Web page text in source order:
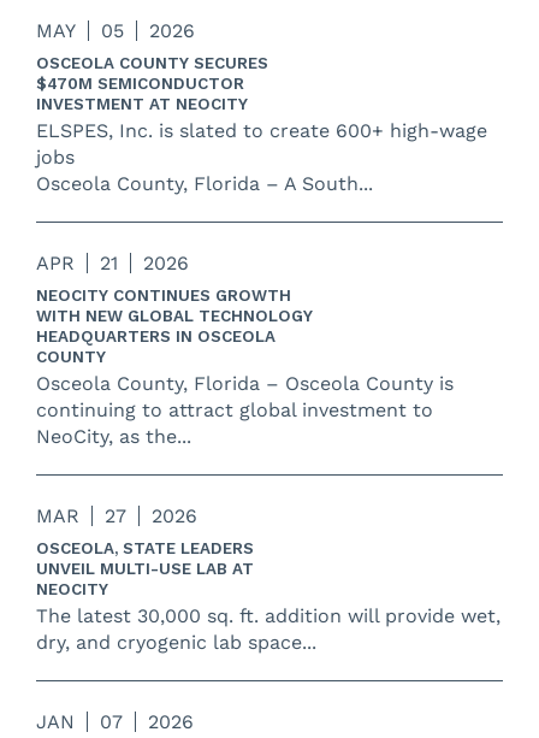
MAY 05 2026
OSCEOLA COUNTY SECURES
$470M SEMICONDUCTOR
INVESTMENT AT NEOCITY
ELSPES, Inc. is slated to create 600+ high-wage
jobs
Osceola County, Florida – A South...
APR 21 2026
NEOCITY CONTINUES GROWTH
WITH NEW GLOBAL TECHNOLOGY
HEADQUARTERS IN OSCEOLA
COUNTY
Osceola County, Florida – Osceola County is
continuing to attract global investment to
NeoCity, as the...
MAR 27 2026
OSCEOLA, STATE LEADERS
UNVEIL MULTI-USE LAB AT
NEOCITY
The latest 30,000 sq. ft. addition will provide wet,
dry, and cryogenic lab space...
JAN 07 2026